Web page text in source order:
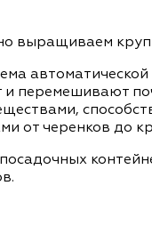
выращиваем
перемешивают
от черенков до